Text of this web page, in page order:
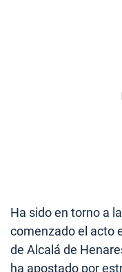
Ha sido en torno a
comenzado el acto
de Alcalá de
ha apostado por